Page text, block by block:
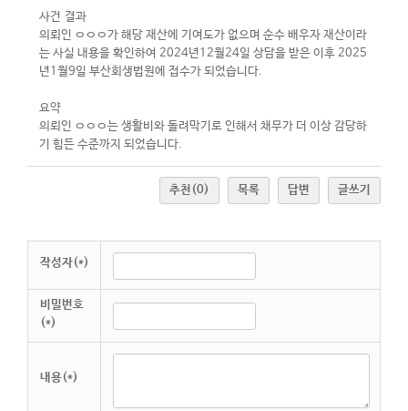
사건 결과
의뢰인 ㅇㅇㅇ가 해당 재산에 기여도가 없으며 순수 배우자 재산이라
는 사실 내용을 확인하여 2024년12월24일 상담을 받은 이후 2025
년1월9일 부산회생법원에 접수가 되었습니다.
요약
의뢰인 ㅇㅇㅇ는 생활비와 돌려막기로 인해서 채무가 더 이상 감당하
기 힘든 수준까지 되었습니다.
추천 (0) 목록 답변 글쓰기
작성자(*)
비밀번호
(*)
내용(*)